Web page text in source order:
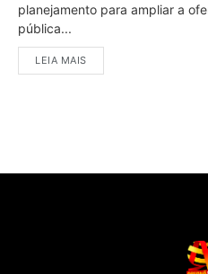
planejamento para ampliar a
pública...
LEIA MAIS